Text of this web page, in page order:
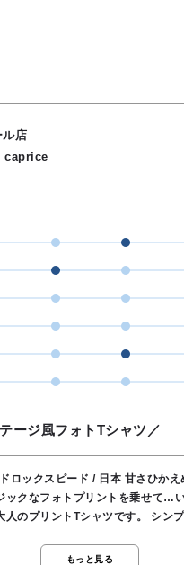
ル店
caprice
ージ風フォトTシャツ／
甘さひかえめ、こなれ感たっぷり♪や
ックなフォトプリントを乗せて…
ャツです。 シンプルなのに存在感があり、1
っているので甘くなりすぎなくプ
もっと見る